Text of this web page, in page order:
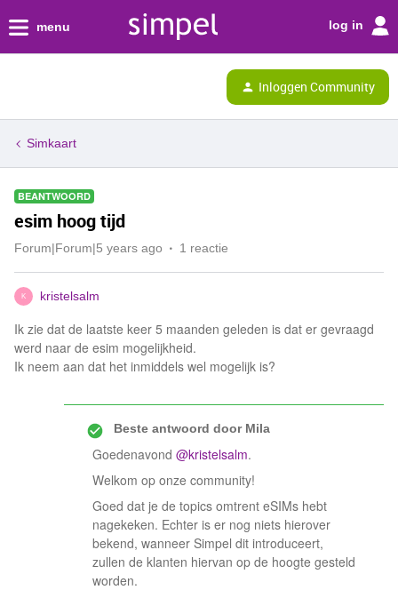
menu log in
Inloggen Community
Simkaart
BEANTWOORD
esim hoog tijd
Forum|Forum|5 years ago 1 reactie
K kristelsalm
Ik zie dat de laatste keer 5 maanden geleden is dat er gevraagd
werd naar de esim mogelijkheid.
Ik neem aan dat het inmiddels wel mogelijk is?
Beste antwoord doorMila
Goedenavond @kristelsalm.
Welkom op onze community!
Goed dat je de topics omtrent eSIMs hebt
nagekeken. Echter is er nog niets hierover
bekend, wanneer Simpel dit introduceert,
zullen de klanten hiervan op de hoogte gesteld
worden.